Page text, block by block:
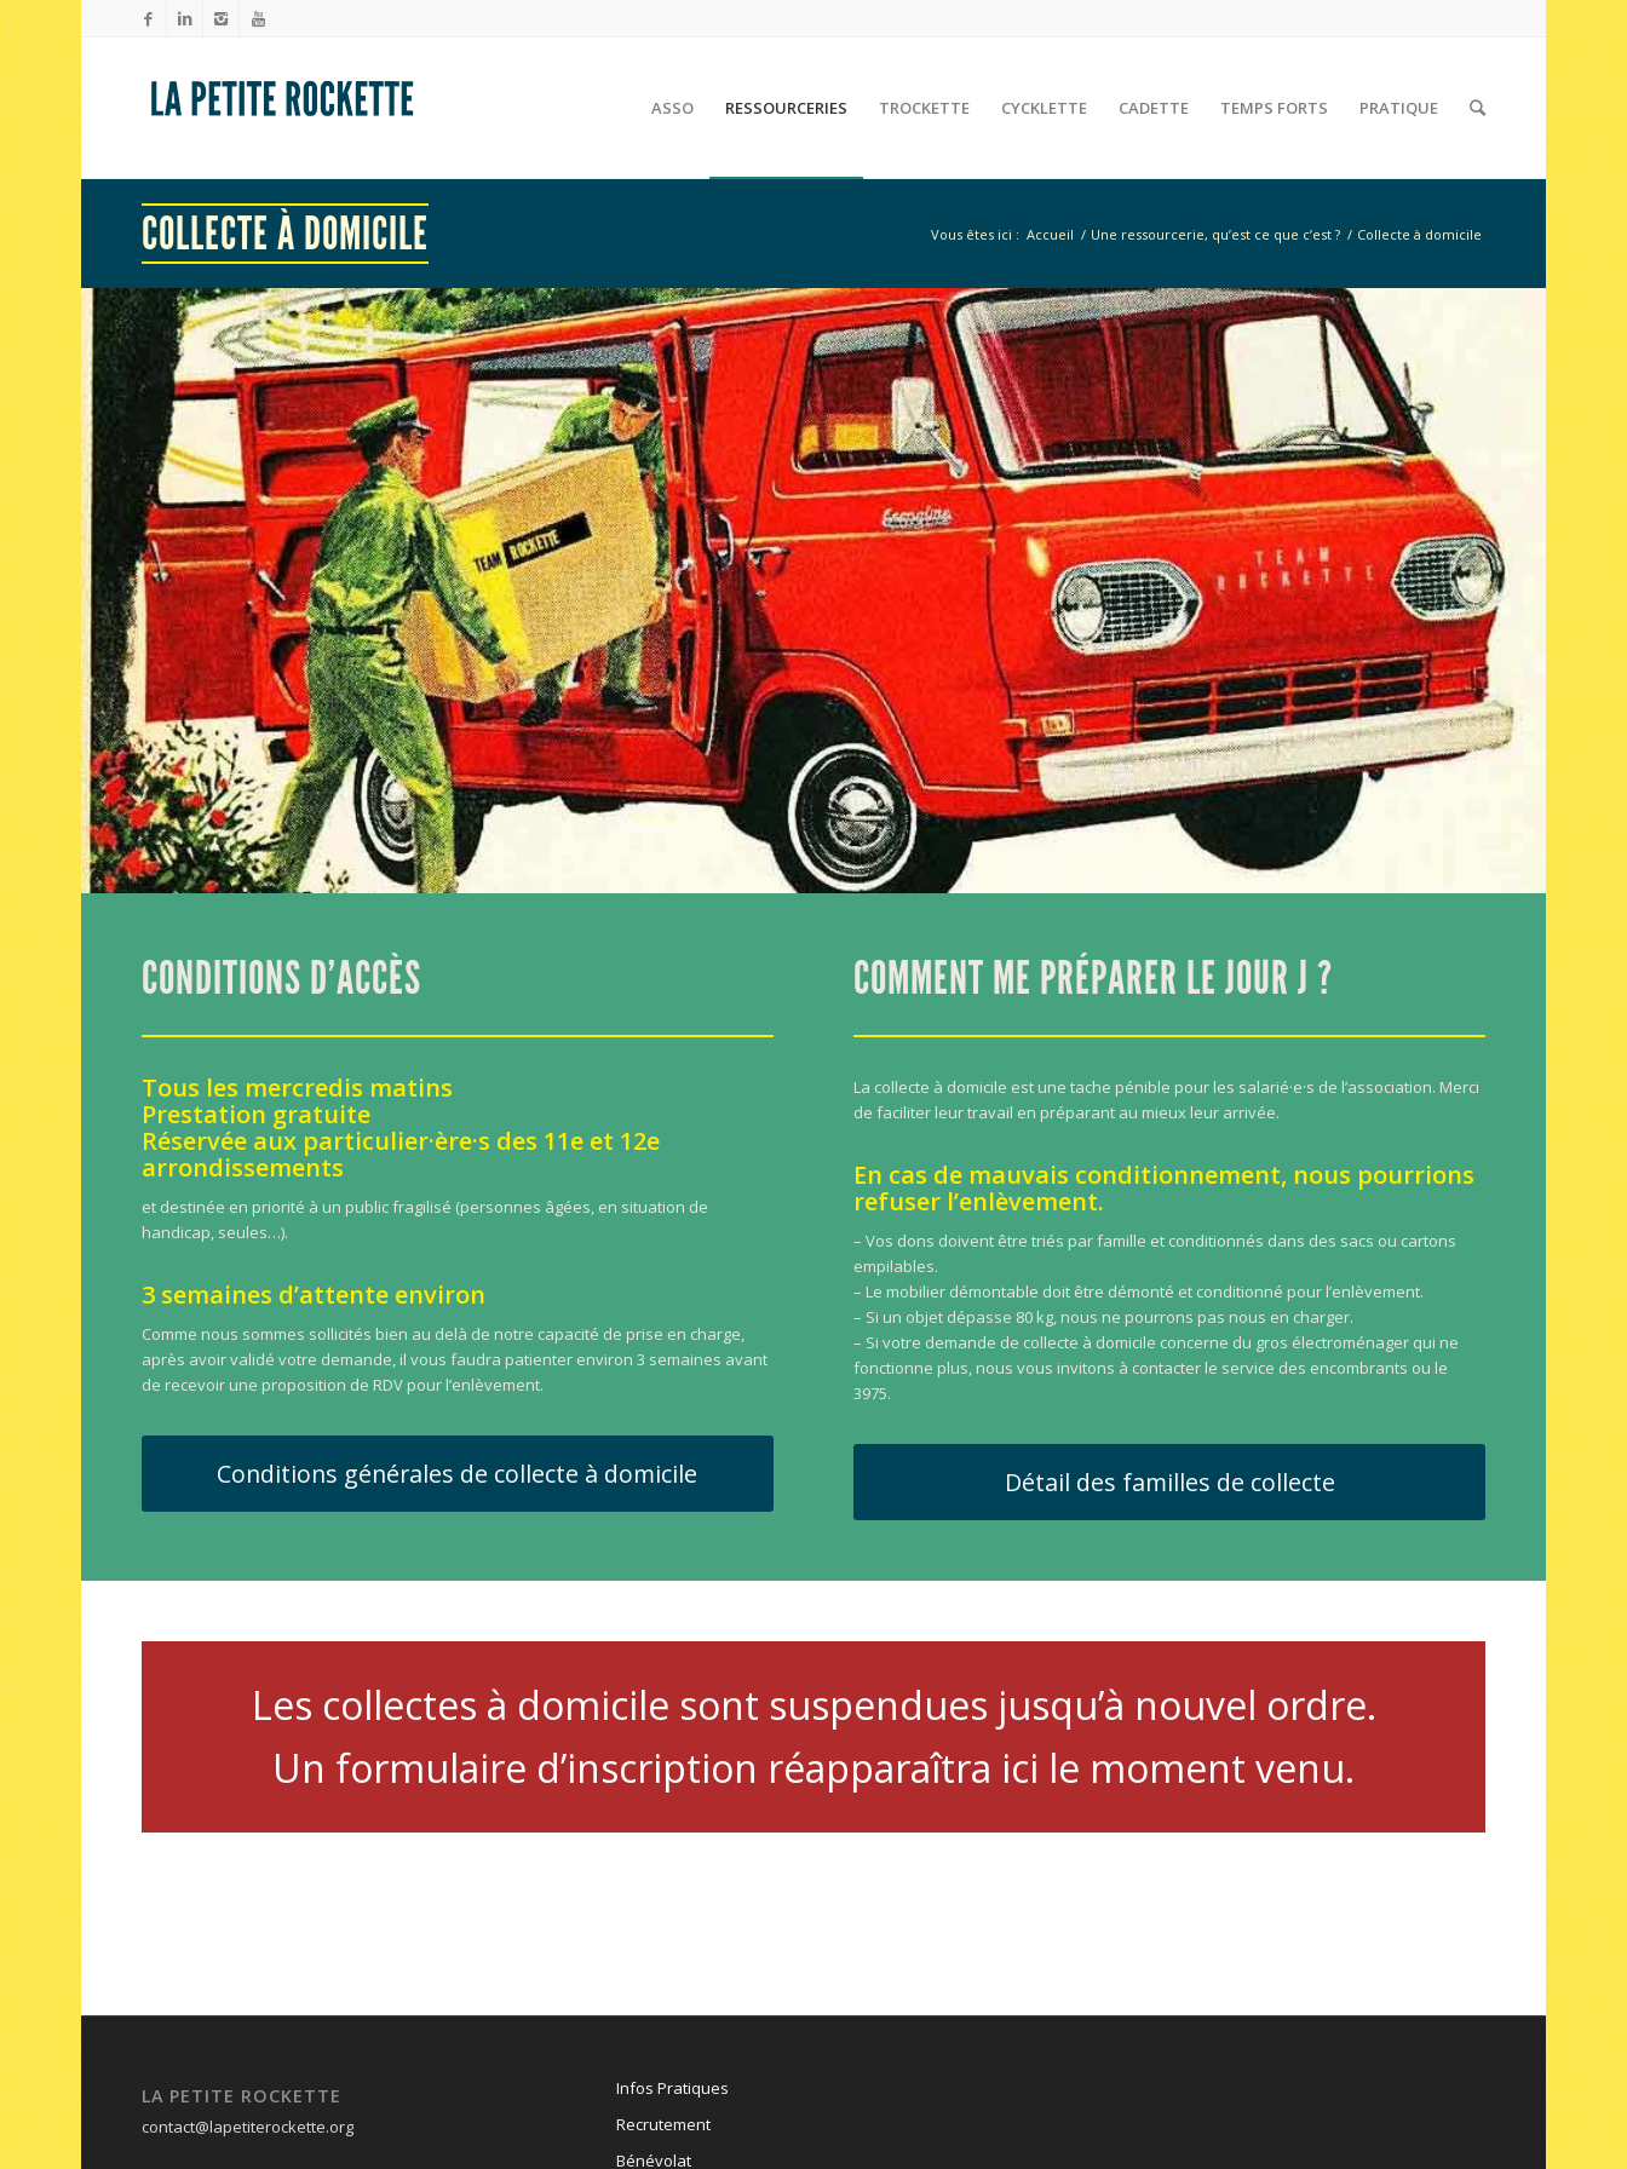
ASSO RESSOURCERIES TROCKETTE CYCKLETTE CADETTE TEMPS FORTS PRATIQUE
COLLECTE À DOMICILE Vous êtes ici : Accueil / Une ressourcerie, qu’est ce que c’est ? / Collecte à domicile
CONDITIONS D’ACCÈS
Tous les mercredis matins
Prestation gratuite
Réservée aux particulier·ère·s des 11e et 12e
arrondissements
et destinée en priorité à un public fragilisé (personnes âgées, en situation de
handicap, seules…).
3 semaines d’attente environ
Comme nous sommes sollicités bien au delà de notre capacité de prise en charge,
après avoir validé votre demande, il vous faudra patienter environ 3 semaines avant
de recevoir une proposition de RDV pour l’enlèvement.
Conditions générales de collecte à domicile
COMMENT ME PRÉPARER LE JOUR J ?
La collecte à domicile est une tache pénible pour les salarié·e·s de l’association. Merci
de faciliter leur travail en préparant au mieux leur arrivée.
En cas de mauvais conditionnement, nous pourrions
refuser l’enlèvement.
– Vos dons doivent être triés par famille et conditionnés dans des sacs ou cartons
empilables.
– Le mobilier démontable doit être démonté et conditionné pour l’enlèvement.
– Si un objet dépasse 80 kg, nous ne pourrons pas nous en charger.
– Si votre demande de collecte à domicile concerne du gros électroménager qui ne
fonctionne plus, nous vous invitons à contacter le service des encombrants ou le
3975.
Détail des familles de collecte
Les collectes à domicile sont suspendues jusqu’à nouvel ordre.
Un formulaire d’inscription réapparaîtra ici le moment venu.
LA PETITE ROCKETTE
contact@lapetiterockette.org
Infos Pratiques
Recrutement
Bénévolat